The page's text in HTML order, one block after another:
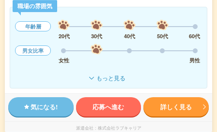
職場の雰囲気
年齢層
20代
30代 40代 50代
60代
男女比率
女性
男性
もっと見る
気になる! 応募へ進む 詳しく見る
派遣会社 株式会社ラブキャリア